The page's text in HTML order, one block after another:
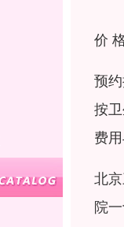
价
预
按
费
北
院